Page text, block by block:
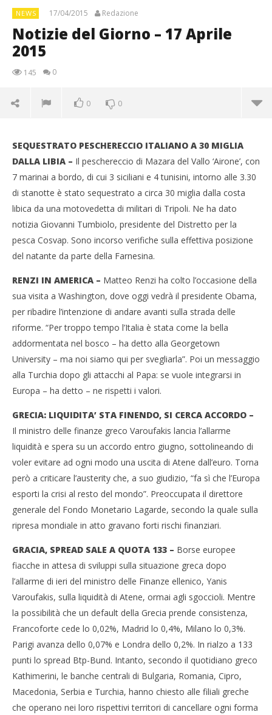
NEWS 17/04/2015 Redazione
Notizie del Giorno – 17 Aprile
2015
145 0
0 0
Notizie del Giorno – 17 Aprile 2015
17/04/2015
SEQUESTRATO PESCHERECCIO ITALIANO A 30 MIGLIA
DALLA LIBIA – Il peschereccio di Mazara del Vallo ‘Airone’, con
7 marinai a bordo, di cui 3 siciliani e 4 tunisini, intorno alle 3.30
di stanotte è stato sequestrato a circa 30 miglia dalla costa
libica da una motovedetta di militari di Tripoli. Ne ha dato
notizia Giovanni Tumbiolo, presidente del Distretto per la
pesca Cosvap. Sono incorso verifiche sulla effettiva posizione
del natante da parte della Farnesina.
RENZI IN AMERICA – Matteo Renzi ha colto l’occasione della
sua visita a Washington, dove oggi vedrà il presidente Obama,
per ribadire l’intenzione di andare avanti sulla strada delle
riforme. “Per troppo tempo l’Italia è stata come la bella
addormentata nel bosco – ha detto alla Georgetown
University – ma noi siamo qui per svegliarla”. Poi un messaggio
alla Turchia dopo gli attacchi al Papa: se vuole integrarsi in
Europa – ha detto – ne rispetti i valori.
GRECIA: LIQUIDITA’ STA FINENDO, SI CERCA ACCORDO –
Il ministro delle finanze greco Varoufakis lancia l’allarme
liquidità e spera su un accordo entro giugno, sottolineando di
voler evitare ad ogni modo una uscita di Atene dall’euro. Torna
però a criticare l’austerity che, a suo giudizio, “fa sì che l’Europa
esporti la crisi al resto del mondo”. Preoccupata il direttore
generale del Fondo Monetario Lagarde, secondo la quale sulla
ripresa mondiale in atto gravano forti rischi finanziari.
GRACIA, SPREAD SALE A QUOTA 133 – Borse europee
fiacche in attesa di sviluppi sulla situazione greca dopo
l’allarme di ieri del ministro delle Finanze ellenico, Yanis
Varoufakis, sulla liquidità di Atene, ormai agli sgoccioli. Mentre
la possibilità che un default della Grecia prende consistenza,
Francoforte cede lo 0,02%, Madrid lo 0,4%, Milano lo 0,3%.
Parigi avanza dello 0,07% e Londra dello 0,2%. In rialzo a 133
punti lo spread Btp-Bund. Intanto, secondo il quotidiano greco
Kathimerini, le banche centrali di Bulgaria, Romania, Cipro,
Macedonia, Serbia e Turchia, hanno chiesto alle filiali greche
che operano nei loro rispettivi territori di cancellare ogni forma